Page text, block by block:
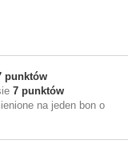
punktów
7 punktów
na jeden bon o